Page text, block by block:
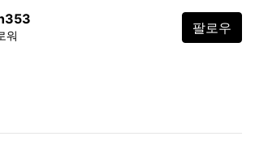
워 팔로우